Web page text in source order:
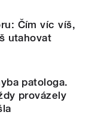
Čím víc víš,
utahovat
patologa.
provázely